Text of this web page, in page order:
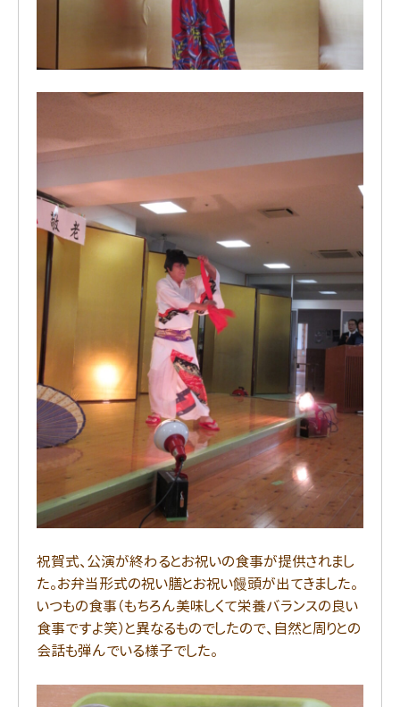
祝賀式、公演が終わるとお祝いの食事が提供されまし
た。お弁当形式の祝い膳とお祝い饅頭が出てきました。
いつもの食事（もちろん美味しくて栄養バランスの良い
食事ですよ笑）と異なるものでしたので、自然と周りとの
会話も弾んでいる様子でした。